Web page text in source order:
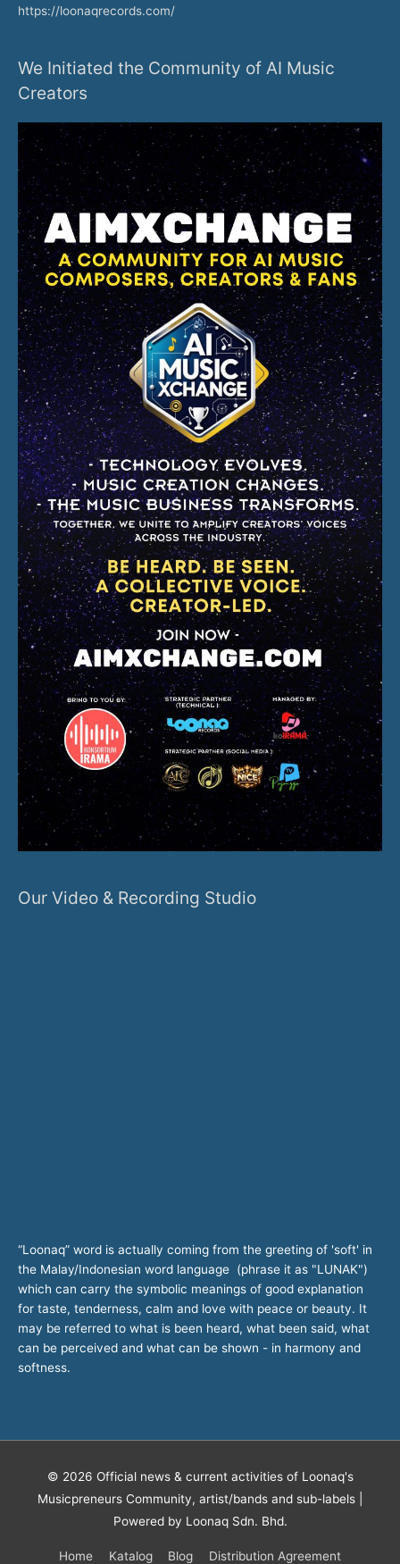
https://loonaqrecords.com/
We Initiated the Community of AI Music
Creators
Our Video & Recording Studio
“Loonaq” word is actually coming from the greeting of 'soft' in
the Malay/Indonesian word language (phrase it as "LUNAK")
which can carry the symbolic meanings of good explanation
for taste, tenderness, calm and love with peace or beauty. It
may be referred to what is been heard, what been said, what
can be perceived and what can be shown - in harmony and
softness.
© 2026 Official news & current activities of Loonaq's
Musicpreneurs Community, artist/bands and sub-labels
Powered by Loonaq Sdn. Bhd.
Home Katalog Blog Distribution Agreement